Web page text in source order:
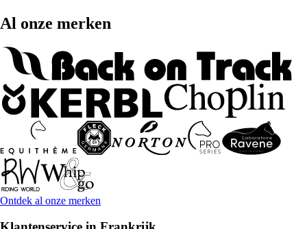
Al onze merken
Ontdek al onze merken